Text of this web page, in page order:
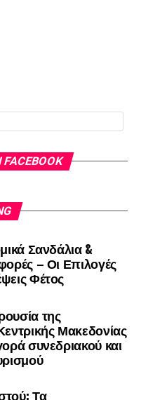
FACEBOOK
Σανδάλια &
– Οι Επιλογές
Φέτος
της
Μακεδονίας
συνεδριακού και
Τα